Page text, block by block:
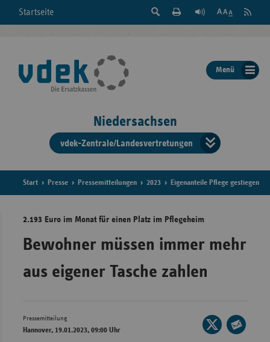
Startseite
Suche
der
Seite
Feed
Menü
Niedersachsen
vdek-Zentrale/Landesvertretungen
der
Start Presse Pressemitteilungen 2023 Eigenanteile Pflege gestiegen
2.193 Euro im Monat für einen Platz im Pflegeheim
Bewohner müssen immer mehr
aus eigener Tasche zahlen
Pressemitteilung
Hannover, 19.01.2023, 09:00 Uhr
Seite
auf